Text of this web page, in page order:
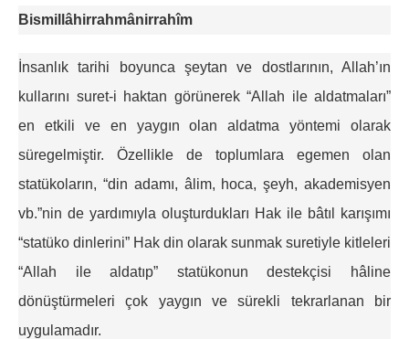
Bismillâhirrahmânirrahîm
İnsanlık tarihi boyunca şeytan ve dostlarının, Allah’ın
kullarını suret-i haktan görünerek “Allah ile aldatmaları”
en etkili ve en yaygın olan aldatma yöntemi olarak
süregelmiştir. Özellikle de toplumlara egemen olan
statükoların, “din adamı, âlim, hoca, şeyh, akademisyen
vb.”nin de yardımıyla oluşturdukları Hak ile bâtıl karışımı
“statüko dinlerini” Hak din olarak sunmak suretiyle kitleleri
“Allah ile aldatıp” statükonun destekçisi hâline
dönüştürmeleri çok yaygın ve sürekli tekrarlanan bir
uygulamadır.